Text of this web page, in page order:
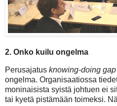
2. Onko kuilu ongelma
Perusajatus knowing-doing gap
ongelma. Organisaatiossa
moninaisista syistä johtuen ei
tai kyetä pistämään toimeksi.